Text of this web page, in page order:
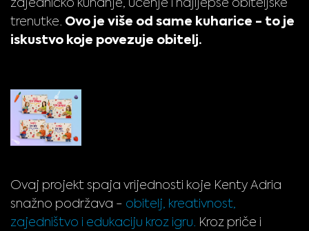
trenutke. Ovo je više od same kuharice - to je
iskustvo koje povezuje obitelj.
Ovaj projekt spaja vrijednosti koje Kenty Adria
snažno podržava - obitelj, kreativnost,
zajedništvo i edukaciju kroz igru. Kroz priče i